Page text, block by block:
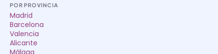
POR PROVINCIA
Madrid
Barcelona
Valencia
Alicante
Málaga